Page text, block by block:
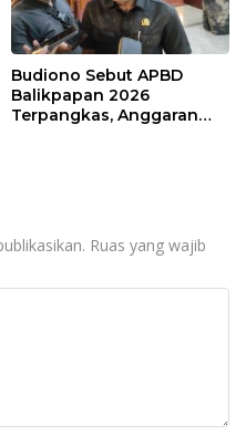
Budiono Sebut APBD
Balikpapan 2026
Terpangkas, Anggaran
Ruas yang wajib